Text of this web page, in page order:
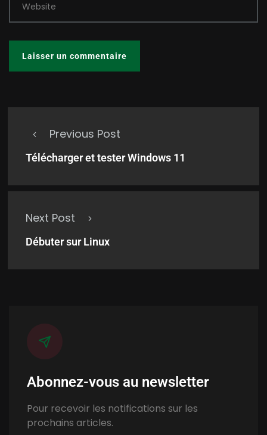
Website
Previous Post
Télécharger et tester Windows 11
Next Post
Débuter sur Linux
Abonnez-vous au newsletter
Pour recevoir les notifications sur les
prochains articles.